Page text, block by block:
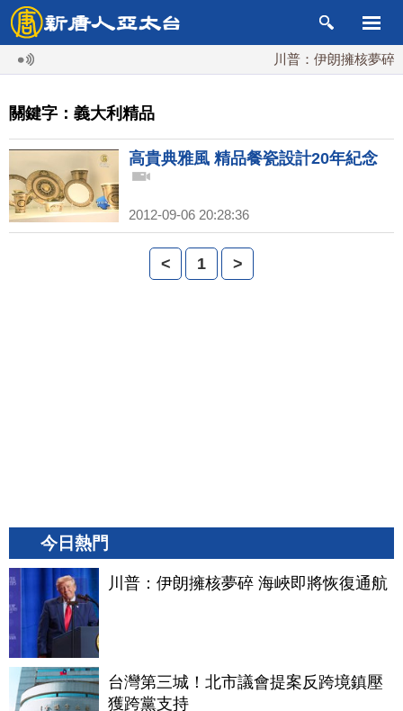
川普：伊朗擁核夢碎
關鍵字：義大利精品
高貴典雅風 精品餐瓷設計20年紀念
2012-09-06 20:28:36
< 1 >
今日熱門
川普：伊朗擁核夢碎 海峽即將恢復通航
台灣第三城！北市議會提案反跨境鎮壓
獲跨黨支持